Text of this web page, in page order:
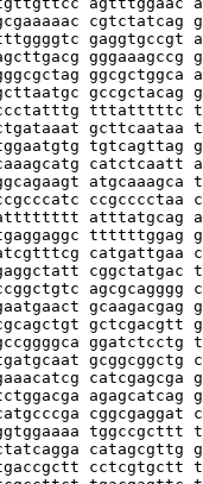
cgtctatcag
gaggtgccgt
gggaaagccg
ggcgctggca
gccgctacag
tttatttttc
gcttcaataa
tgtcagttag
catctcaatt
atgcaaagca
ccgcccctaa
atttatgcag
ttttttggag
catgattgaa
cggctatgac
agcgcagggg
gcaagacgag
gctcgacgtt
ggatctcctg
gcggcggctg
catcgagcga
agagcatcag
cggcgaggat
tggccgcttt
catagcgttg
cctcgtgctt